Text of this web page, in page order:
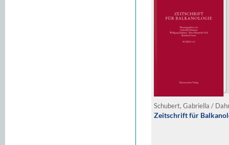
Zeitschrift für